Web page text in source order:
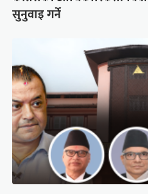
सुनुवाइ गर्ने